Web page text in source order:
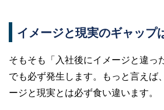
イメージと現実のギャップ
そもそも「入社後にイメージと違っ
でも必ず発生します。もっと言えば
ージと現実とは必ず食い違います。